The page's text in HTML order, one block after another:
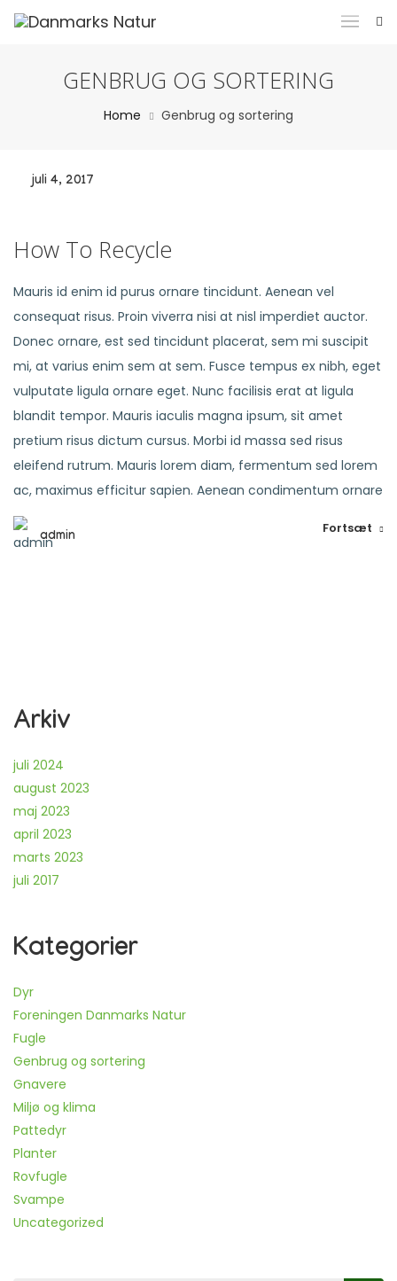
GENBRUG OG SORTERING
Home Genbrug og sortering
juli 4, 2017
How To Recycle
Mauris id enim id purus ornare tincidunt. Aenean vel
consequat risus. Proin viverra nisi at nisl imperdiet auctor.
Donec ornare, est sed tincidunt placerat, sem mi suscipit
mi, at varius enim sem at sem. Fusce tempus ex nibh, eget
vulputate ligula ornare eget. Nunc facilisis erat at ligula
blandit tempor. Mauris iaculis magna ipsum, sit amet
pretium risus dictum cursus. Morbi id massa sed risus
eleifend rutrum. Mauris lorem diam, fermentum sed lorem
ac, maximus efficitur sapien. Aenean condimentum ornare
admin
Fortsæt
Arkiv
juli 2024
august 2023
maj 2023
april 2023
marts 2023
juli 2017
Kategorier
Dyr
Foreningen Danmarks Natur
Fugle
Genbrug og sortering
Gnavere
Miljø og klima
Pattedyr
Planter
Rovfugle
Svampe
Uncategorized